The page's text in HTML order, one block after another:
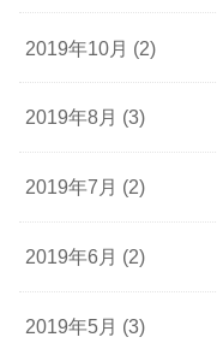
2019年10月 (2)
2019年8月 (3)
2019年7月 (2)
2019年6月 (2)
2019年5月 (3)